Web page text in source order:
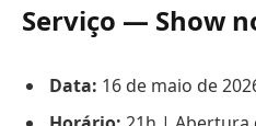
Serviço — Show
Data: 16 de maio de